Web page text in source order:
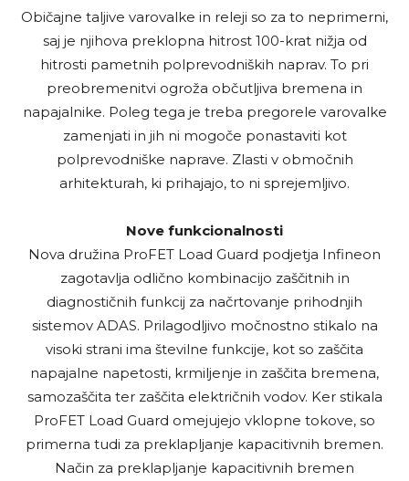
Običajne taljive varovalke in releji so za to neprimerni,
saj je njihova preklopna hitrost 100-krat nižja od
hitrosti pametnih polprevodniških naprav. To pri
preobremenitvi ogroža občutljiva bremena in
napajalnike. Poleg tega je treba pregorele varovalke
zamenjati in jih ni mogoče ponastaviti kot
polprevodniške naprave. Zlasti v območnih
arhitekturah, ki prihajajo, to ni sprejemljivo.
Nove funkcionalnosti
Nova družina ProFET Load Guard podjetja Infineon
zagotavlja odlično kombinacijo zaščitnih in
diagnostičnih funkcij za načrtovanje prihodnjih
sistemov ADAS. Prilagodljivo močnostno stikalo na
visoki strani ima številne funkcije, kot so zaščita
napajalne napetosti, krmiljenje in zaščita bremena,
samozaščita ter zaščita električnih vodov. Ker stikala
ProFET Load Guard omejujejo vklopne tokove, so
primerna tudi za preklapljanje kapacitivnih bremen.
Način za preklapljanje kapacitivnih bremen